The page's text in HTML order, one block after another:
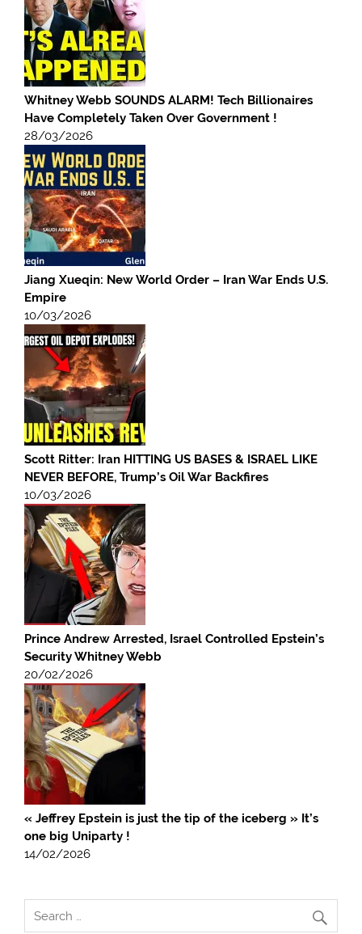
Whitney Webb SOUNDS ALARM! Tech Billionaires
Have Completely Taken Over Government !
28/03/2026
Jiang Xueqin: New World Order – Iran War Ends U.S.
Empire
10/03/2026
Scott Ritter: Iran HITTING US BASES & ISRAEL LIKE
NEVER BEFORE, Trump’s Oil War Backfires
10/03/2026
Prince Andrew Arrested, Israel Controlled Epstein’s
Security Whitney Webb
20/02/2026
« Jeffrey Epstein is just the tip of the iceberg » It’s
one big Uniparty !
14/02/2026